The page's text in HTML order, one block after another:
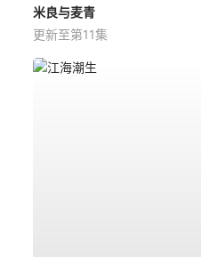
米良与麦青
更新至第11集